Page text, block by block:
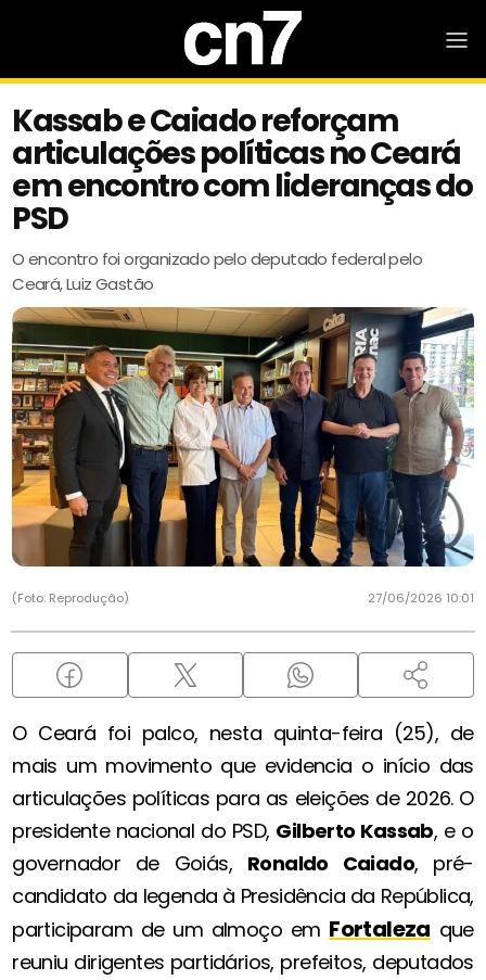
Kassab e Caiado reforçam
articulações políticas no Ceará
em encontro com lideranças do
PSD
O encontro foi organizado pelo deputado federal pelo
Ceará, Luiz Gastão
(Foto: Reprodução) 27/06/2026 10:01
O Ceará foi palco, nesta quinta-feira (25), de
mais um movimento que evidencia o início das
articulações políticas para as eleições de 2026. O
presidente nacional do PSD, Gilberto Kassab, e o
governador de Goiás, Ronaldo Caiado, pré-
candidato da legenda à Presidência da República,
participaram de um almoço em Fortaleza que
reuniu dirigentes partidários, prefeitos, deputados